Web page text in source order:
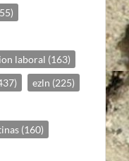
laboral (163)
ezln (225)
(160)